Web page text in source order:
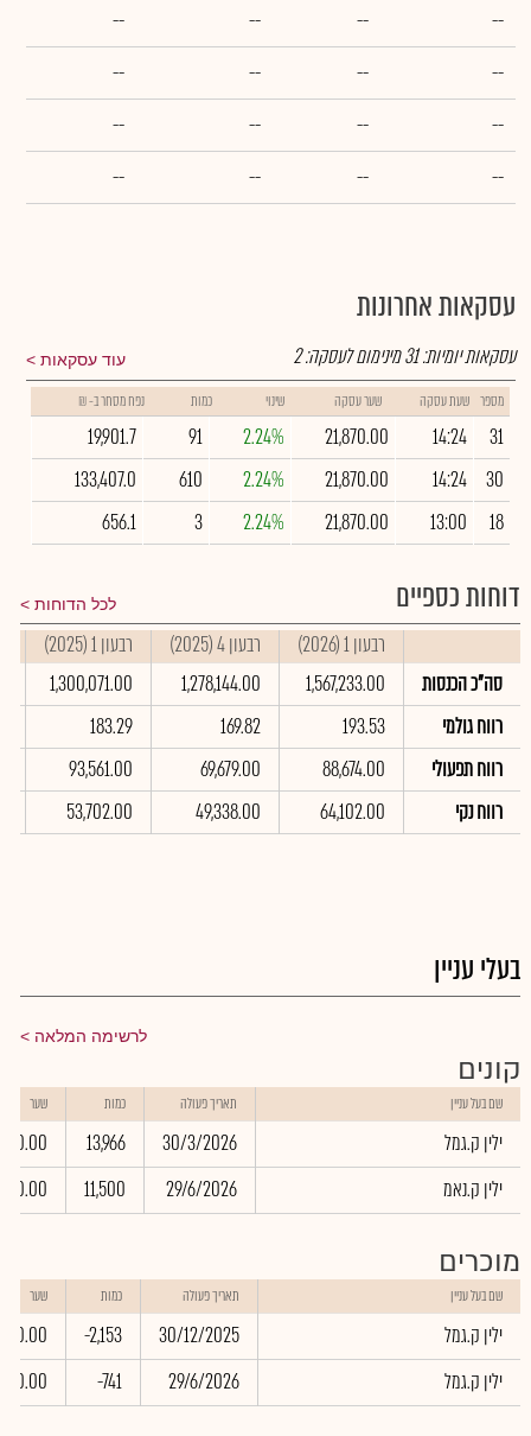
--
--
--
--
--
--
--
--
--
--
--
--
--
--
--
--
עסקאות אחרונות
עוד עסקאות עסקאות יומיות:31מינימום לעסקה:2
מספר שעת עסקה שער עסקה שינוי כמות נפח מסחר ב- ₪
31
14:24
21,870.00
2.24%
91
19,901.7
30
14:24
21,870.00
2.24%
610
133,407.0
18
13:00
21,870.00
2.24%
3
656.1
דוחות כספיים לכל הדוחות
רבעון 1 (2026) רבעון 4 (2025) רבעון 1 (2025)
סה"כ הכנסות
1,567,233.00
1,278,144.00
1,300,071.00
רווח גולמי
193.53
169.82
183.29
רווח תפעולי
88,674.00
69,679.00
93,561.00
רווח נקי
64,102.00
49,338.00
53,702.00
בעלי עניין
לרשימה המלאה
קונים
שם בעל עניין תאריך פעולה כמות שער
ילין ק.גמל 30/3/2026
13,966
0.00
ילין ק.נאמ
29/6/2026
11,500
0.00
מוכרים
שם בעל עניין תאריך פעולה כמות שער
ילין ק.גמל 30/12/2025
-2,153
0.00
ילין ק.גמל
29/6/2026
-741
0.00